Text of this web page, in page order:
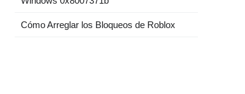
Cómo Arreglar los Bloqueos de Roblox